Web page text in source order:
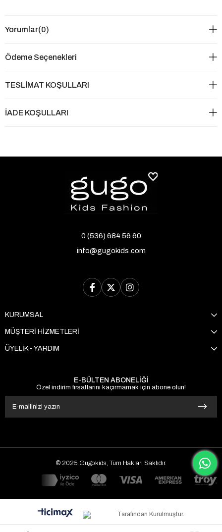
Yorumlar(0)
Ödeme Seçenekleri
TESLİMAT KOŞULLARI
İADE KOŞULLARI
0 (536) 684 56 60
info@gugokids.com
KURUMSAL
MÜŞTERİ HİZMETLERİ
ÜYELİK - YARDIM
E-BÜLTEN ABONELİĞİ
Özel indirim fırsatlarını kaçırmamak için abone olun!
© 2025 Gugokids, Tüm Hakları Saklıdır.
Tarafından Kurulmuştur.